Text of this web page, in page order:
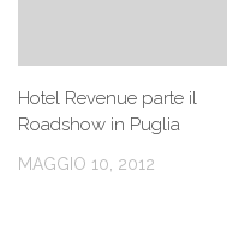
Hotel Revenue parte il
Roadshow in Puglia
MAGGIO 10, 2012